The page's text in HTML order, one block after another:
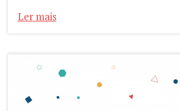
Ler mais